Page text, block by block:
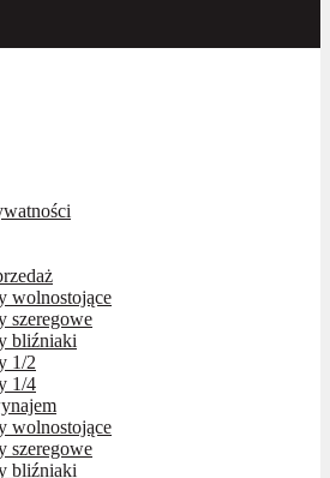
wolnostojące
szeregowe
bliźniaki
1/2
1/4
wolnostojące
szeregowe
bliźniaki